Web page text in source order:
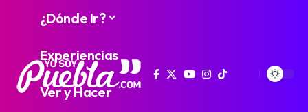
¿Dónde Ir?
Experiencias
Ver y Hacer